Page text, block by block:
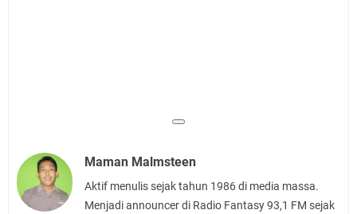
Maman Malmsteen
Aktif menulis sejak tahun 1986 di media massa.
Menjadi announcer di Radio Fantasy 93,1 FM sejak